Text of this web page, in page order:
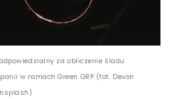
za obliczenie śladu
w ramach Green GRP (fot. Devon